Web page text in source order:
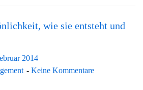
wie sie entsteht und
2014
Keine Kommentare